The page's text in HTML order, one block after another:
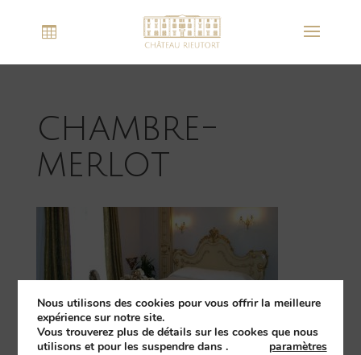
chambre-
merlot
Nous utilisons des cookies pour vous offrir la meilleure
expérience sur notre site.
Vous trouverez plus de détails sur les cookes que nous
utilisons et pour les suspendre dans
paramètres
.